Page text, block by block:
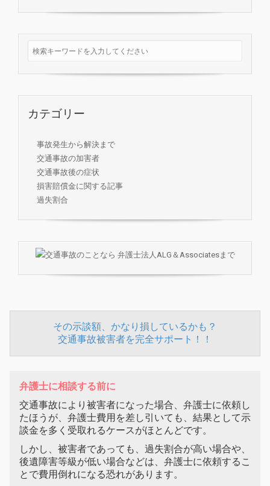
カテゴリー
事故発生から解決まで
交通事故の加害者
交通事故後の症状
損害賠償金に関する記事
過失割合
その示談額、かなり損しているかも？
交通事故被害者を完全サポート！！
弁護士に相談する前に
交通事故により被害者になった場合、弁護士に依頼し
たほうが、弁護士費用を差し引いても、結果として示
談金を多く受取れるケースがほとんどです。
しかし、被害者であっても、過失割合が高い場合や、
後遺障害等級が低い場合などは、弁護士に依頼するこ
とで費用倒れになる恐れがあります。